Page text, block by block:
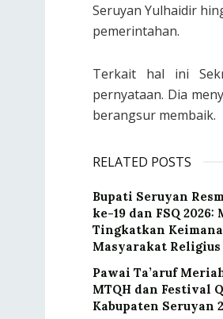
Seruyan Yulhaidir
pemerintahan.
Terkait hal ini
pernyataan. Dia
berangsur membaik.
RELATED POSTS
Bupati Seruyan
ke-19 dan FSQ 2026:
Tingkatkan
Masyarakat Religius
Pawai Ta’aruf
MTQH dan Festival
Kabupaten Seruyan